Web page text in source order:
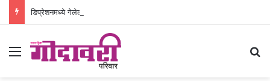
डिप्रेशनमध्ये गेलेल्या ३३ वर्षीय रुग्णाला नवजिवन
Menu